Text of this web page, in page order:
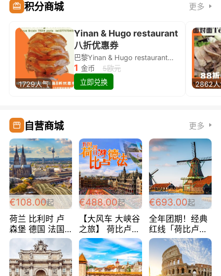
积分商城 更多
1729人气
Yinan & Hugo restaurant
八折优惠券
巴黎Yinan & Hugo restaurant除简餐类全场8折
1 金币
5欧元
立即兑换
2862
自营商城 更多
€108.00起
荷兰 比利时 卢
森堡 德国 法国
超爽玩遍西欧 循
环线 全程四星宾
馆 108欧/人/天
€488.00起
【大风车 大峡谷
之旅】 荷比卢德
法 巴黎上下 经
典五国四日游
488欧/人
€693.00起
全年团期！经典
红线「荷比卢德
法」七天循环 五
国 仅售99欧/人/
天！巴黎上下！
包拼房~